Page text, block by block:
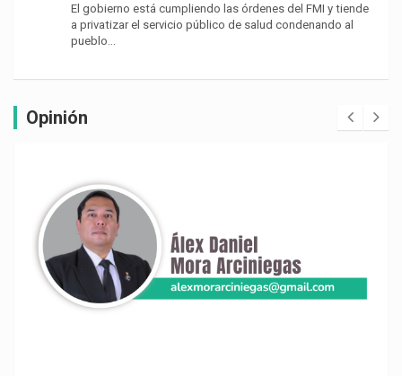
El gobierno está cumpliendo las órdenes del FMI y tiende
a privatizar el servicio público de salud condenando al
pueblo…
Opinión